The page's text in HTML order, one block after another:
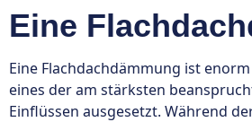
Eine
Eine Flachdachdämmung ist
eines der am stärksten
Einflüssen ausgesetzt. Während